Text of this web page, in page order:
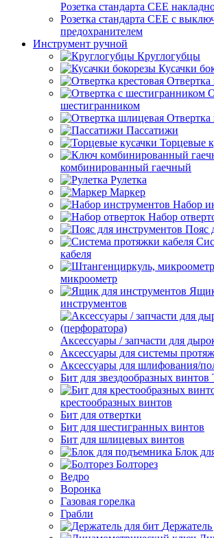
Розетка стандарта СЕЕ
Розетка стандарта СЕЕ с
предохранителем
Инструмент ручной
Круглогубцы
Кусачки
Отвертка
шестигранником
Пассатижи
Торцевые
комбинированный гаечный
Рулетка
Маркер
Набор
Набор
Пояс
кабеля
микроометр
инструментов
Аксессуары / запчасти для
Аксессуары для системы
Аксессуары для шлифования/
Бит для звездообразных винтов
крестообразных винтов
Бит для отвертки
Бит для шестигранных винтов
Бит для шлицевых винтов
Блок
Болторез
Ведро
Воронка
Газовая горелка
Грабли